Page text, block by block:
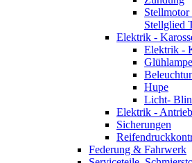
Stellglied
Elektrik -
Elektrik -
Hupe
Licht-
Elektrik -
Sicherungen
Federung & Fahrwerk